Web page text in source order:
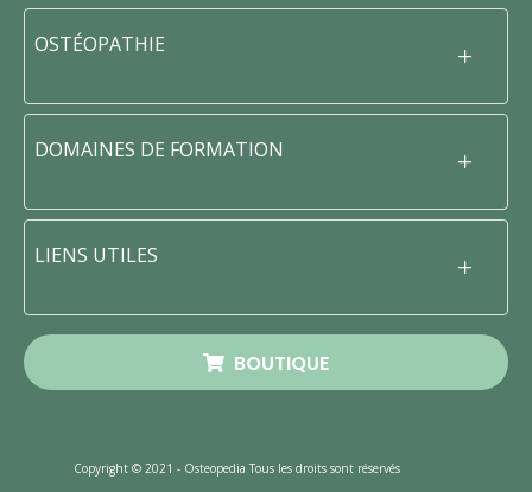
OSTÉOPATHIE
DOMAINES DE FORMATION
LIENS UTILES
BOUTIQUE
Copyright © 2021 - Osteopedia Tous les droits sont réservés